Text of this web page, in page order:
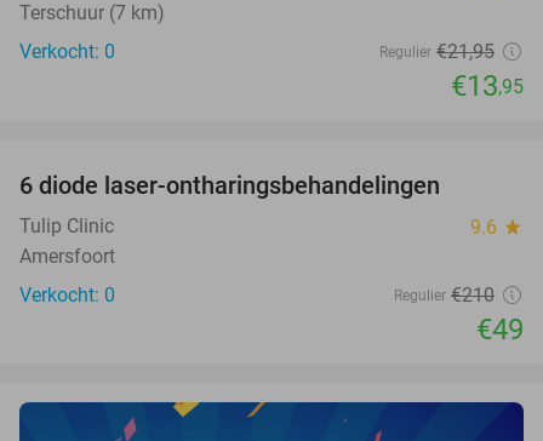
Terschuur (7 km)
Verkocht: 0
Regulier €21,95
€13,95
TODAY
6 diode laser-ontharingsbehandelingen
Tulip Clinic 9.6 star
Amersfoort
Verkocht: 0
Regulier €210
€49